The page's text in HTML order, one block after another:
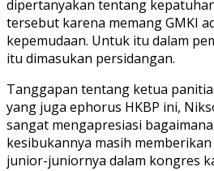
dipertanyakan tentang
tersebut karena memang GMKI
kepemudaan. Untuk itu dalam
itu dimasukan persidangan.
Tanggapan tentang ketua
yang juga ephorus HKBP ini,
sangat mengapresiasi
kesibukannya masih
junior-juniornya dalam kongres